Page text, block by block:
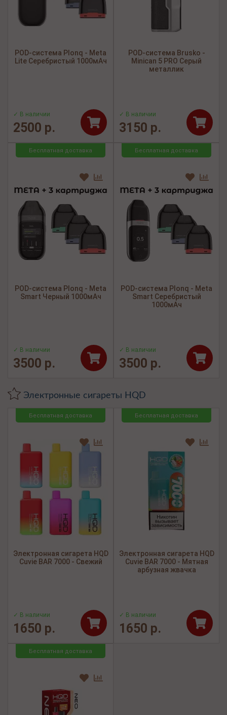
POD-система Plonq - Meta
Lite Серебристый 1000мАч
✓ В наличии
2500 р.
POD-система Brusko -
Minican 5 PRO Серый
металлик
✓ В наличии
3150 р.
Бесплатная доставка
POD-система Plonq - Meta
Smart Черный 1000мАч
✓ В наличии
3500 р.
Бесплатная доставка
POD-система Plonq - Meta
Smart Серебристый
1000мАч
✓ В наличии
3500 р.
Электронные сигареты HQD
Бесплатная доставка
Электронная сигарета HQD
Cuvie BAR 7000 - Свежий
✓ В наличии
1650 р.
Бесплатная доставка
Электронная сигарета HQD
Cuvie BAR 7000 - Мятная
арбузная жвачка
✓ В наличии
1650 р.
Бесплатная доставка